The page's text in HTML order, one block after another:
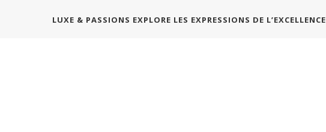
LUXE & PASSIONS EXPLORE LES EXPRESSIONS DE L’EXCELLENCE